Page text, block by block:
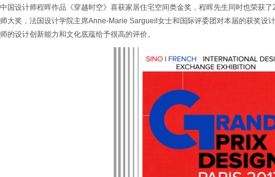
中国设计师程晖作品《穿越时空》喜获家居住宅空间类金奖，程晖先生同时也荣获
师大奖，法国设计学院主席Anne-Marie Sargueil女士和国际评委团对本届的获奖设
师的设计创新能力和文化底蕴给予很高的评价。